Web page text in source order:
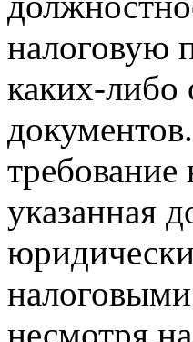
налоговую
каких-либо
требование
указанная